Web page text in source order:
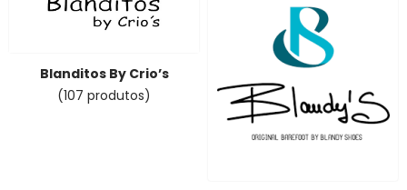
Blanditos By Crio’s
(107 produtos)